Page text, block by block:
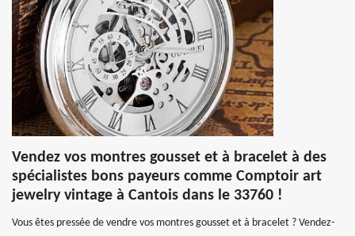
Vendez vos montres gousset et à bracelet à des
spécialistes bons payeurs comme Comptoir art
jewelry vintage à Cantois dans le 33760 !
Vous êtes pressée de vendre vos montres gousset et à bracelet ? Vendez-